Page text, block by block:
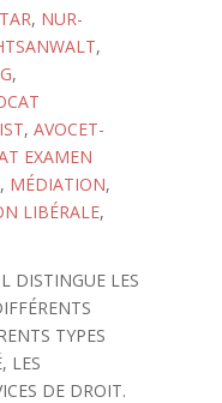
, NUR-
,
,
, AVOCET-
EXAMEN
, MÉDIATION,
LIBÉRALE,
DISTINGUE LES
TYPES
LES
DE DROIT.